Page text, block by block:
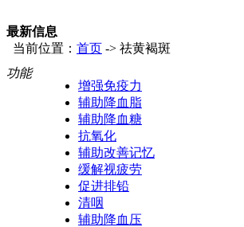
最新信息
当前位置： 首页 -> 祛黄褐斑
功能
增强免疫力
辅助降血脂
辅助降血糖
抗氧化
辅助改善记忆
缓解视疲劳
促进排铅
清咽
辅助降血压